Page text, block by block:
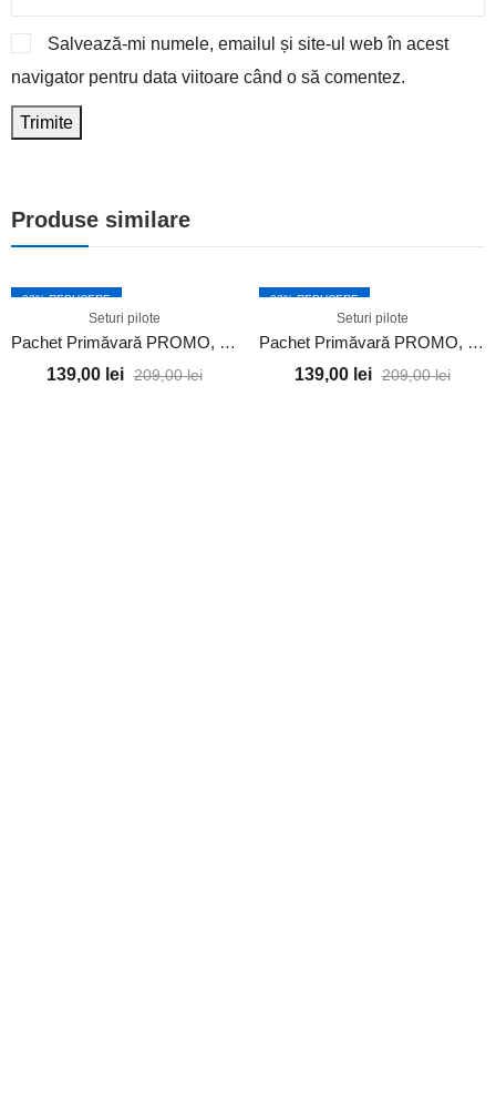
Salvează-mi numele, emailul și site-ul web în acest
navigator pentru data viitoare când o să comentez.
Produse similare
33% REDUCERE
Seturi pilote
Pachet Primăvară PROMO, Pilotă + 2 Perne (ALB)
139,00 lei 209,00lei
33% REDUCERE
Seturi pilote
Pachet Primăvară PROMO, Pilotă + 2 Perne (MOV)
139,00 lei 209,00lei